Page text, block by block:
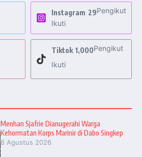
Instagram 29Pengikut
Ikuti
Tiktok 1,000Pengikut
Ikuti
Menhan Sjafrie Dianugerahi Warga
Kehormatan Korps Marinir di Dabo Singkep
6 Agustus 2026